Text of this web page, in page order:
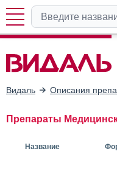
Видаль Описания
Препараты
Название